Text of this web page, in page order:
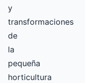
y
transformaciones
de
la
pequeña
horticultura